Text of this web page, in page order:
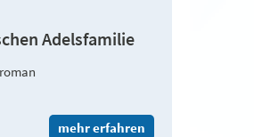
Adelsfamilie
mehr erfahren